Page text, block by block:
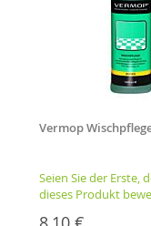
Vermop
Seien Sie der Erste,
dieses Produkt